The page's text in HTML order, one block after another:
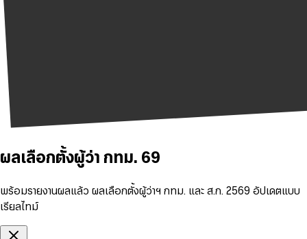
ผลเลือกตั้งผู้ว่า กทม. 69
พร้อมรายงานผลแล้ว ผลเลือกตั้งผู้ว่าฯ กทม. และ ส.ก. 2569 อัปเดตแบบ
เรียลไทม์